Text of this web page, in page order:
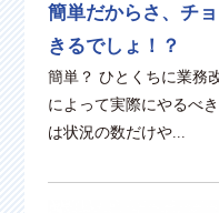
簡単だからさ、チ
きるでしょ！？
簡単？ ひとくちに業務
によって実際にやるべ
は状況の数だけや...